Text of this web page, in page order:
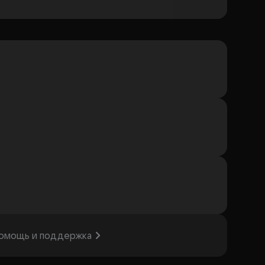
и поддержка